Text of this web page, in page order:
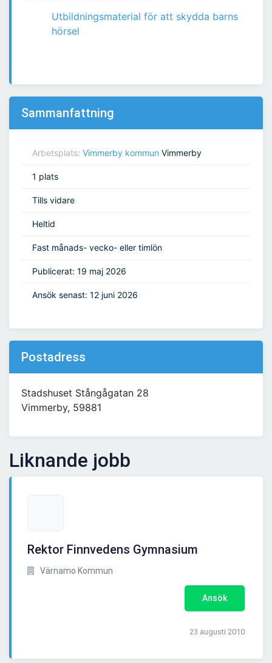
Utbildningsmaterial för att skydda barns
hörsel
Sammanfattning
Arbetsplats: Vimmerby kommun Vimmerby
1 plats
Tills vidare
Heltid
Fast månads- vecko- eller timlön
Publicerat: 19 maj 2026
Ansök senast: 12 juni 2026
Postadress
Stadshuset Stångågatan 28
Vimmerby, 59881
Liknande jobb
Rektor Finnvedens Gymnasium
Värnamo Kommun
Ansök
23 augusti 2010